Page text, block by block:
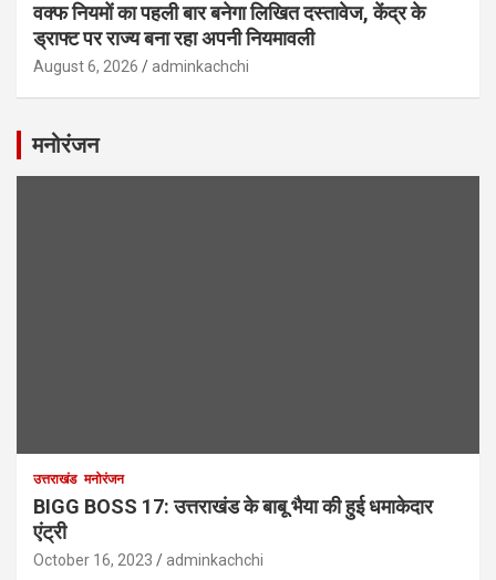
वक्फ नियमों का पहली बार बनेगा लिखित दस्तावेज, केंद्र के
ड्राफ्ट पर राज्य बना रहा अपनी नियमावली
August 6, 2026 adminkachchi
मनोरंजन
उत्तराखंड मनोरंजन
BIGG BOSS 17: उत्तराखंड के बाबू भैया की हुई धमाकेदार
एंट्री
October 16, 2023 adminkachchi